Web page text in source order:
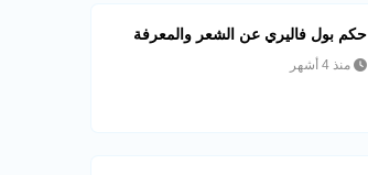
حكم بول فاليري عن الشعر والمعرفة
منذ 4 أشهر